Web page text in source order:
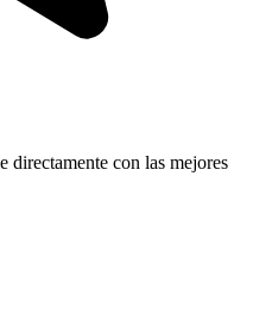
directamente con las mejores